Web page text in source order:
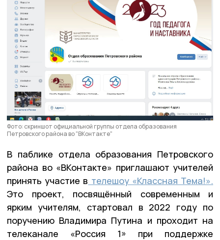
Фото: скриншот официальной группы отдела образования
Петровского района во "ВКонтакте"
В паблике отдела образования Петровского
района во «ВКонтакте» приглашают учителей
принять участие в телешоу «Классная Тема!».
Это проект, посвящённый современным и
ярким учителям, стартовал в 2022 году по
поручению Владимира Путина и проходит на
телеканале «Россия 1» при поддержке